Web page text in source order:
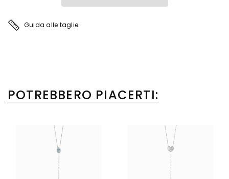
Guida alle taglie
POTREBBERO PIACERTI: